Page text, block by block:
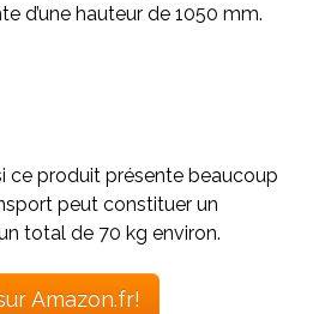
d’une hauteur de 1050 mm.
ce produit présente beaucoup
peut constituer un
total de 70 kg environ.
Amazon.fr!